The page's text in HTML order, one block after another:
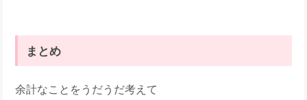
まとめ
余計なことをうだうだ考えて